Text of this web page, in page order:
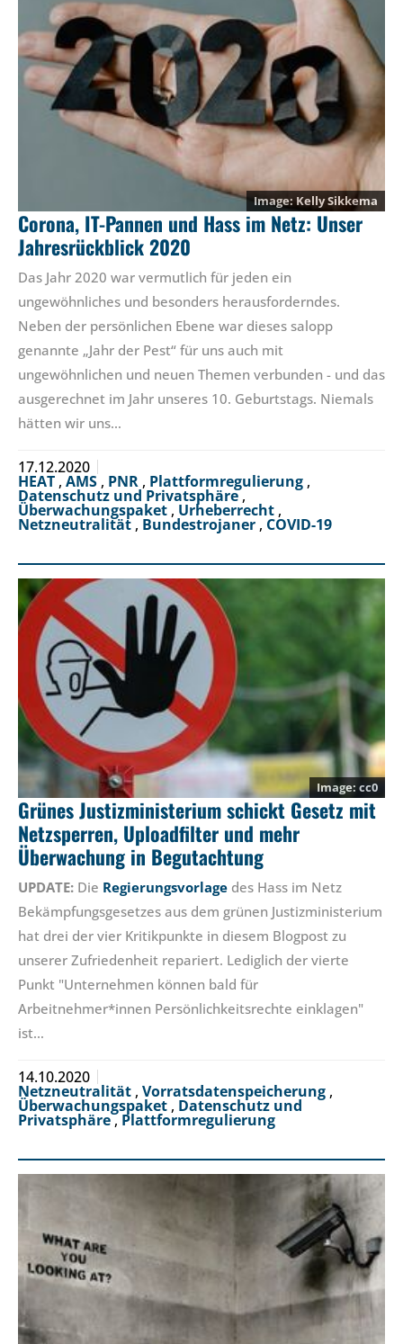
Kelly Sikkema
Corona, IT-Pannen und Hass im Netz: Unser
Jahresrückblick 2020
Das Jahr 2020 war vermutlich für jeden ein
ungewöhnliches und besonders herausforderndes.
Neben der persönlichen Ebene war dieses salopp
genannte „Jahr der Pest“ für uns auch mit
ungewöhnlichen und neuen Themen verbunden - und das
ausgerechnet im Jahr unseres 10. Geburtstags. Niemals
hätten wir uns…
17.12.2020
HEAT , AMS, PNR , Plattformregulierung ,
Datenschutz und Privatsphäre,
Überwachungspaket , Urheberrecht ,
Netzneutralität , Bundestrojaner , COVID-19
cc0
Grünes Justizministerium schickt Gesetz mit
Netzsperren, Uploadfilter und mehr
Überwachung in Begutachtung
UPDATE: Die Regierungsvorlage des Hass im Netz
Bekämpfungsgesetzes aus dem grünen Justizministerium
hat drei der vier Kritikpunkte in diesem Blogpost zu
unserer Zufriedenheit repariert. Lediglich der vierte
Punkt "Unternehmen können bald für
Arbeitnehmer*innen Persönlichkeitsrechte einklagen"
ist…
14.10.2020
Netzneutralität , Vorratsdatenspeicherung ,
Überwachungspaket , Datenschutz und
Privatsphäre,Plattformregulierung